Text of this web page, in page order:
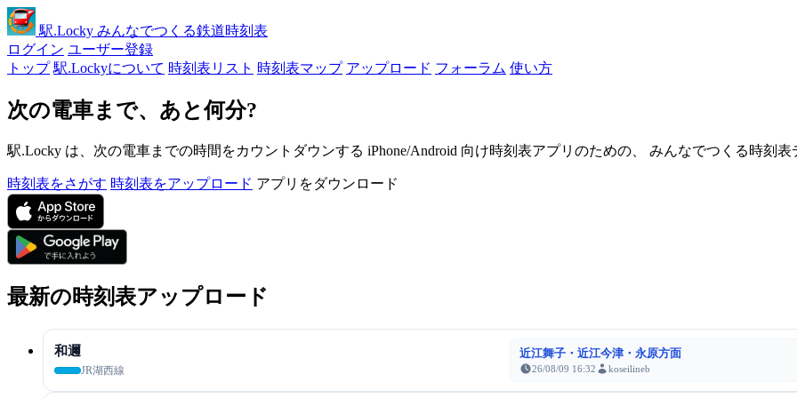
駅.Locky みんなでつくる鉄道時刻表
ログイン ユーザー登録
トップ 駅.Lockyについて 時刻表リスト 時刻表マップ アップロード フォーラム 使い方
次の電車まで、あと何分?
駅.Locky は、次の電車までの時間をカウントダウンする iPhone/Android 向け時刻表アプリのための、 みんなでつくる時刻表
時刻表をさがす 時刻表をアップロード アプリをダウンロード
最新の時刻表アップロード
和邇
JR湖西線
近江舞子・近江今津・永原方面
26/08/09 16:32 koseilineb